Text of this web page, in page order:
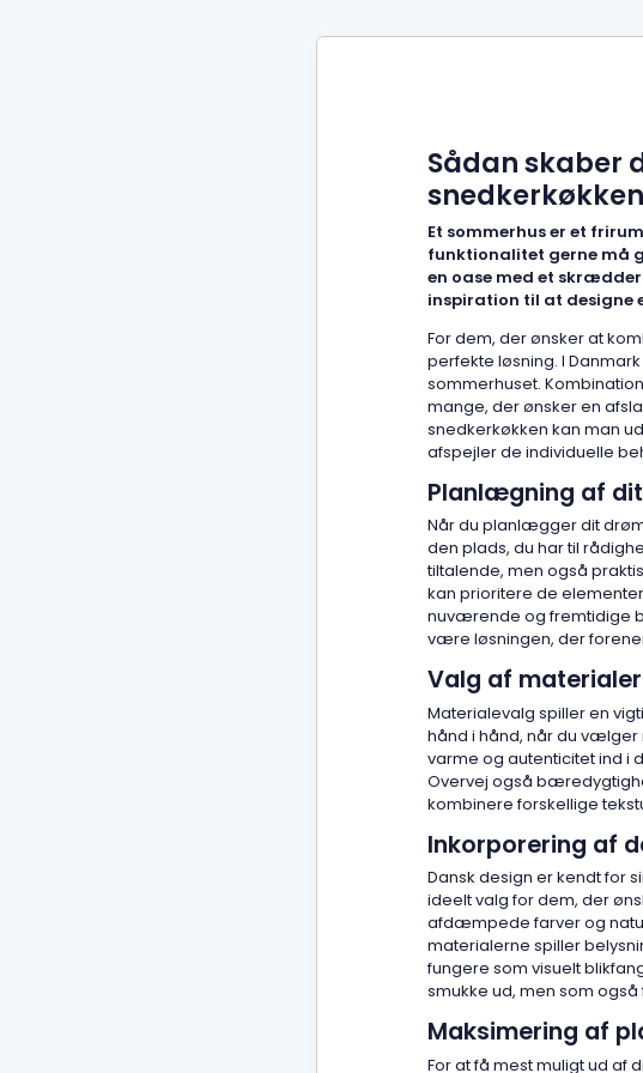
Sådan skaber
Et sommerhus er et
funktionalitet gerne må
en oase med et
inspiration til at designe
For dem, der ønsker at
perfekte løsning. I
sommerhuset.
mange, der ønsker en
snedkerkøkken kan man
afspejler de individuelle
Planlægning af
Når du planlægger dit
den plads, du har til
tiltalende, men også
kan prioritere de
nuværende og fremtidige
være løsningen, der
Valg af
Materialevalg spiller en
hånd i hånd, når du
varme og autenticitet ind i
Overvej også
kombinere forskellige
Inkorporering af
Dansk design er kendt for
ideelt valg for dem, der
afdæmpede farver og
materialerne spiller
fungere som visuelt
smukke ud, men som
Maksimering af
For at få mest muligt ud af